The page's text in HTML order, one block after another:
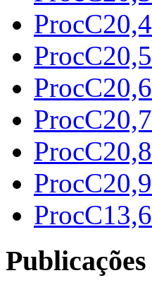
ProcC20,4
ProcC20,5
ProcC20,6
ProcC20,7
ProcC20,8
ProcC20,9
ProcC13,6
Publicações